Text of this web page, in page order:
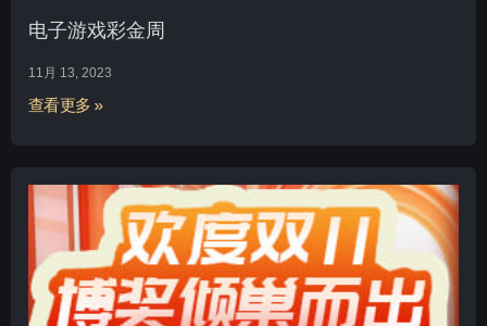
电子游戏彩金周
11月 13, 2023
查看更多 »